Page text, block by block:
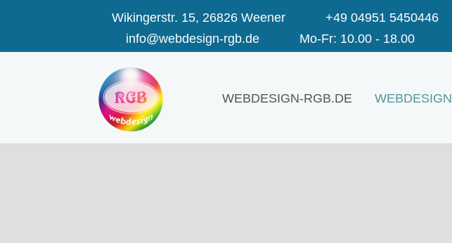
Wikingerstr. 15, 26826 Weener
+49 04951 5450446
info@webdesign-rgb.de
Mo-Fr: 10.00 - 18.00
WEBDESIGN-RGB.DE WEBDESIGN